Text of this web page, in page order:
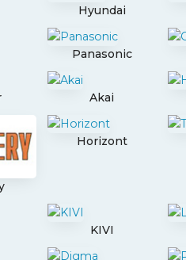
Hyundai
Panasonic
Akai
Horizont
KIVI